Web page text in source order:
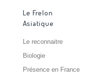
Le Frelon
Asiatique
Le reconnaitre
Biologie
Présence en France